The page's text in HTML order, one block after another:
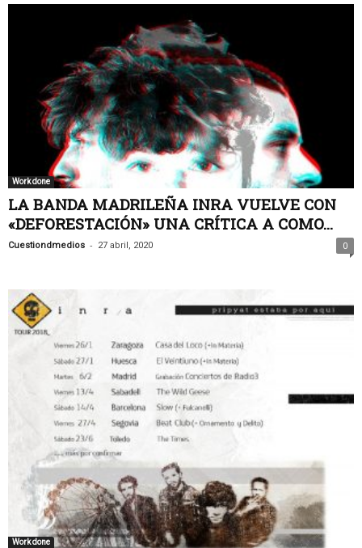
Work done
LA BANDA MADRILEÑA INRA VUELVE CON
«DEFORESTACIÓN» UNA CRÍTICA A COMO...
Cuestiondmedios - 27 abril, 2020 0
Work done